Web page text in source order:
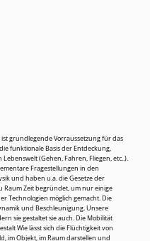
grundlegende Vorraussetzung für das
funktionale Basis der Entdeckung,
(Gehen, Fahren, Fliegen, etc..).
Fragestellungen in den
und haben u.a. die Gesetze der
Raum Zeit begründet, um nur einige
Technologien möglich gemacht. Die
und Beschleunigung. Unsere
sie gestaltet sie auch. Die Mobilität
Wie lässt sich die Flüchtigkeit von
im Objekt, im Raum darstellen und